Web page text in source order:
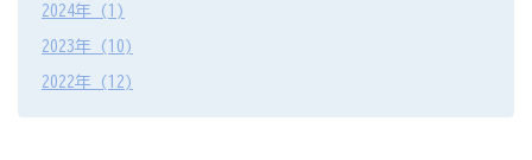
2024年 (1)
2023年 (10)
2022年 (12)